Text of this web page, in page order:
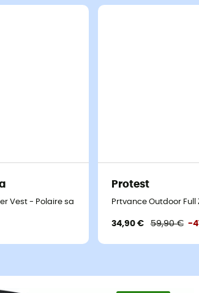
Vest - Polaire sans manches femme
Protest
Prtvance Outdoor
34,90 € 59,90 € -